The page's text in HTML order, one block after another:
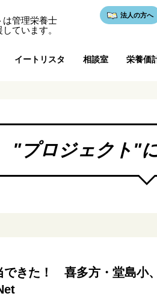
は管理栄養士
ています。
法人の方へ
イートリスタ 相談室 栄養価
"プロジェクト "
できた！ 喜多方・堂島小